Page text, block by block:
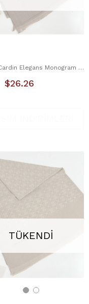
Pierre Cardin Elegans Monogram Şal 1090700-931
$26.26
TÜKENDI